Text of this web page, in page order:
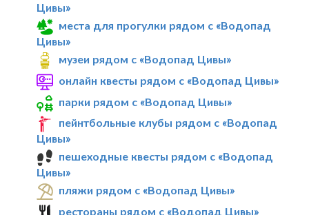
Цивы»
места для прогулки рядом с «Водопад
Цивы»
музеи рядом с «Водопад Цивы»
онлайн квесты рядом с «Водопад Цивы»
парки рядом с «Водопад Цивы»
пейнтбольные клубы рядом с «Водопад
Цивы»
пешеходные квесты рядом с «Водопад
Цивы»
пляжи рядом с «Водопад Цивы»
рестораны рядом с «Водопад Цивы»